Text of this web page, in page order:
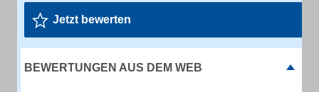
Jetzt bewerten
BEWERTUNGEN AUS DEM WEB